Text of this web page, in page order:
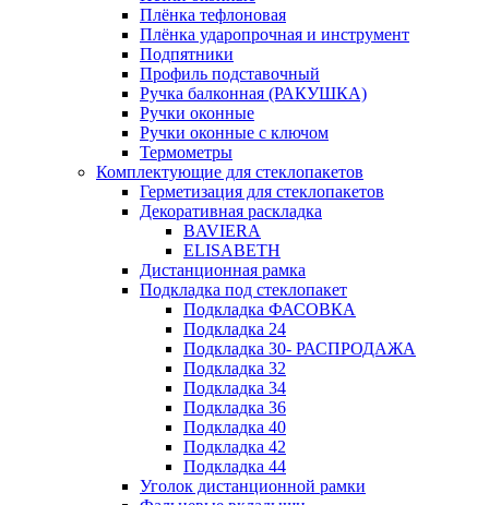
Плёнка тефлоновая
Плёнка ударопрочная и инструмент
Подпятники
Профиль подставочный
Ручка балконная (РАКУШКА)
Ручки оконные
Ручки оконные с ключом
Термометры
Комплектующие для стеклопакетов
Герметизация для стеклопакетов
Декоративная раскладка
BAVIERA
ELISABETH
Дистанционная рамка
Подкладка под стеклопакет
Подкладка ФАСОВКА
Подкладка 24
Подкладка 30- РАСПРОДАЖА
Подкладка 32
Подкладка 34
Подкладка 36
Подкладка 40
Подкладка 42
Подкладка 44
Уголок дистанционной рамки